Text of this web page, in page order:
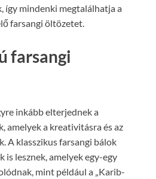
így mindenki megtalálhatja a
farsangi öltözetet.
farsangi
inkább elterjednek a
amelyek a kreativitásra és az
A klasszikus farsangi bálok
is lesznek, amelyek egy-egy
mint például a „Karib-